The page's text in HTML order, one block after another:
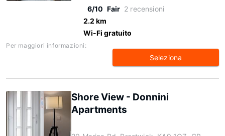
6/10 Fair 2 recensioni
2.2 km
Wi-Fi gratuito
Per maggiori informazioni:
Seleziona
Shore View - Donnini
Apartments